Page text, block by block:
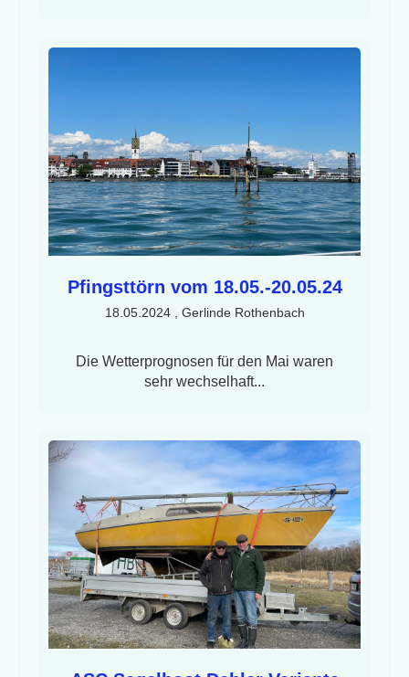
Pfingsttörn vom 18.05.-20.05.24
18.05.2024, Gerlinde Rothenbach
Die Wetterprognosen für den Mai waren
sehr wechselhaft...